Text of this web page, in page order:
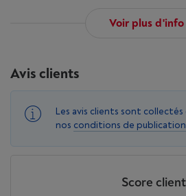
Voir plus d'info
Avis clients
Les avis clients sont
nos conditions de publication
Score client